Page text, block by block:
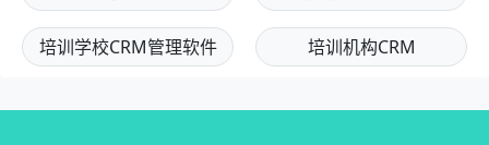
培训学校CRM管理软件 培训机构CRM